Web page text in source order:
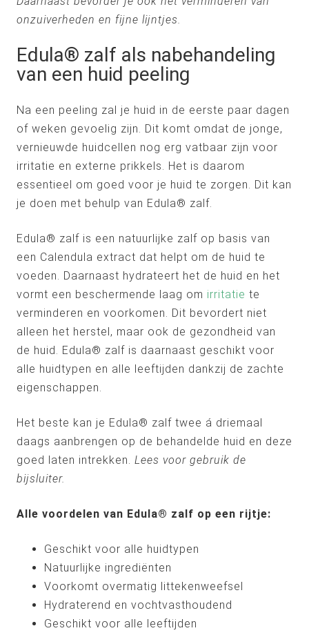
onzuiverheden en fijne lijntjes.
Edula® zalf als nabehandeling
van een huid peeling
Na een peeling zal je huid in de eerste paar dagen
of weken gevoelig zijn. Dit komt omdat de jonge,
vernieuwde huidcellen nog erg vatbaar zijn voor
irritatie en externe prikkels. Het is daarom
essentieel om goed voor je huid te zorgen. Dit kan
je doen met behulp van Edula® zalf.
Edula® zalf is een natuurlijke zalf op basis van
een Calendula extract dat helpt om de huid te
voeden. Daarnaast hydrateert het de huid en het
vormt een beschermende laag om irritatie te
verminderen en voorkomen. Dit bevordert niet
alleen het herstel, maar ook de gezondheid van
de huid. Edula® zalf is daarnaast geschikt voor
alle huidtypen en alle leeftijden dankzij de zachte
eigenschappen.
Het beste kan je Edula® zalf twee á driemaal
daags aanbrengen op de behandelde huid en deze
goed laten intrekken. Lees voor gebruik de
bijsluiter.
Alle voordelen van Edula® zalf op een rijtje:
Geschikt voor alle huidtypen
Natuurlijke ingrediënten
Voorkomt overmatig littekenweefsel
Hydraterend en vochtvasthoudend
Geschikt voor alle leeftijden